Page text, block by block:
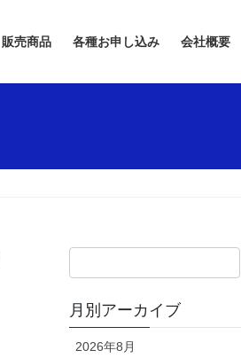
販売商品 各種お申し込み 会社概要
月別アーカイブ
2026年8月